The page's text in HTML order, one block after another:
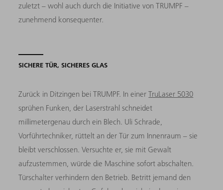
zuletzt – wohl auch durch die Initiative von TRUMPF –
zunehmend konsequenter.
SICHERE TÜR, SICHERES GLAS
Zurück in Ditzingen bei TRUMPF. In einerTruLaser 5030
sprühen Funken, der Laserstrahl schneidet
millimetergenau durch ein Blech. Uli Schrade,
Vorführtechniker, rüttelt an der Tür zum Innenraum – sie
bleibt verschlossen. Versuchte er, sie mit Gewalt
aufzustemmen, würde die Maschine sofort abschalten.
Türschalter verhindern den Betrieb. Betritt jemand den